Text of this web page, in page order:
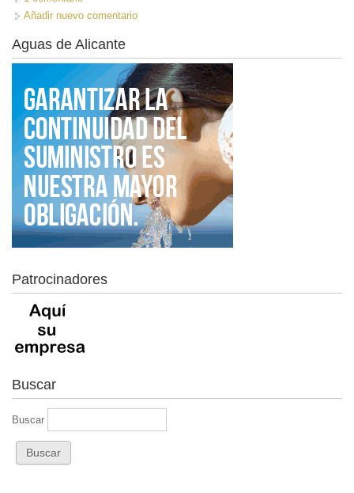
Añadir nuevo comentario
Aguas de Alicante
Patrocinadores
Buscar
Buscar